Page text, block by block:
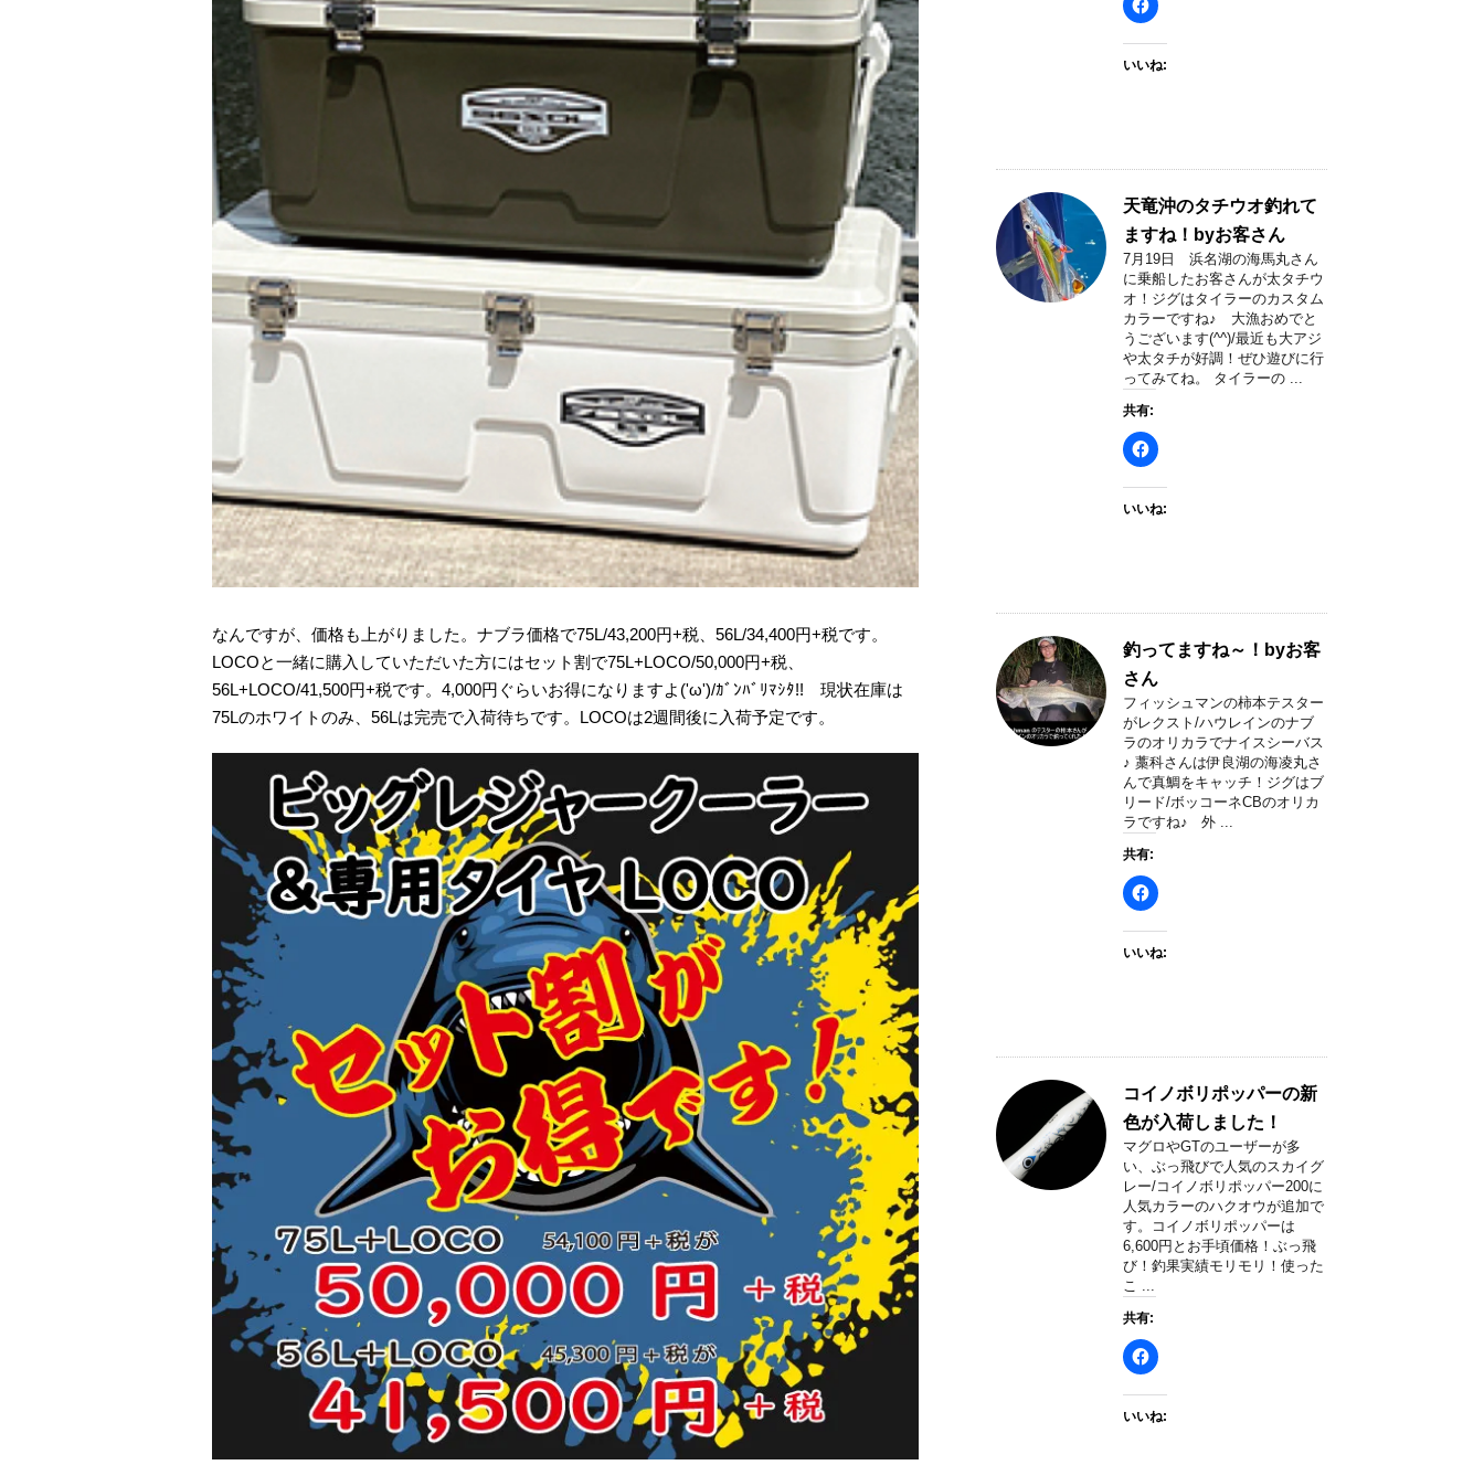
なんですが、価格も上がりました。ナブラ価格で75L/43,200円+税、56L/34,400円+税です。
LOCOと一緒に購入していただいた方にはセット割で75L+LOCO/50,000円+税、
56L+LOCO/41,500円+税です。4,000円ぐらいお得になりますよ('ω')/ｶﾞﾝﾊﾞﾘﾏｼﾀ!! 現状在庫は
75Lのホワイトのみ、56Lは完売で入荷待ちです。LOCOは2週間後に入荷予定です。
いいね:
天竜沖のタチウオ釣れて
ますね！byお客さん
7月19日 浜名湖の海馬丸さん
に乗船したお客さんが太タチウ
オ！ジグはタイラーのカスタム
カラーですね♪ 大漁おめでと
うございます(^^)/最近も大アジ
や太タチが好調！ぜひ遊びに行
ってみてね。 タイラーの ...
共有:
いいね:
釣ってますね～！byお客
さん
フィッシュマンの柿本テスター
がレクスト/ハウレインのナブ
ラのオリカラでナイスシーバス
♪ 藁科さんは伊良湖の海凌丸さ
んで真鯛をキャッチ！ジグはブ
リード/ボッコーネCBのオリカ
ラですね♪ 外 ...
共有:
いいね:
コイノボリポッパーの新
色が入荷しました！
マグロやGTのユーザーが多
い、ぶっ飛びで人気のスカイグ
レー/コイノボリポッパー200に
人気カラーのハクオウが追加で
す。コイノボリポッパーは
6,600円とお手頃価格！ぶっ飛
び！釣果実績モリモリ！使った
こ ...
共有:
いいね: